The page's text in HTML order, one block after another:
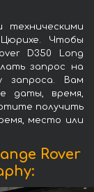
Чтобы
D350 Long
запрос на
запроса. Вам
даты, время,
получить
место или
Rover